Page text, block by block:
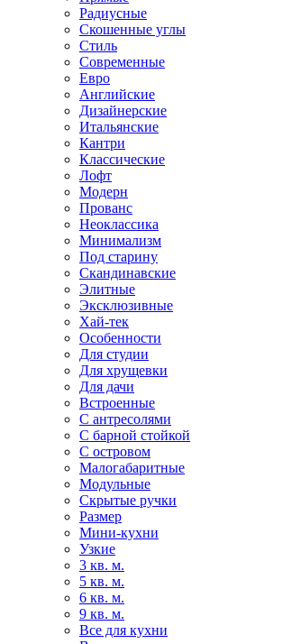
Радиусные
Скошенные углы
Стиль
Современные
Евро
Английские
Дизайнерские
Итальянские
Кантри
Классические
Лофт
Модерн
Прованс
Неоклассика
Минимализм
Под старину
Скандинавские
Элитные
Эксклюзивные
Хай-тек
Особенности
Для студии
Для хрущевки
Для дачи
Встроенные
С антресолями
С барной стойкой
С островом
Малогабаритные
Модульные
Скрытые ручки
Размер
Мини-кухни
Узкие
3 кв. м.
5 кв. м.
6 кв. м.
9 кв. м.
Все для кухни